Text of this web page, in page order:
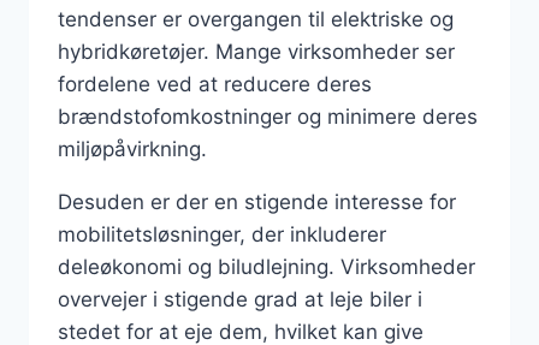
tendenser er overgangen til elektriske og
hybridkøretøjer. Mange virksomheder ser
fordelene ved at reducere deres
brændstofomkostninger og minimere deres
miljøpåvirkning.
Desuden er der en stigende interesse for
mobilitetsløsninger, der inkluderer
deleøkonomi og biludlejning. Virksomheder
overvejer i stigende grad at leje biler i
stedet for at eje dem, hvilket kan give